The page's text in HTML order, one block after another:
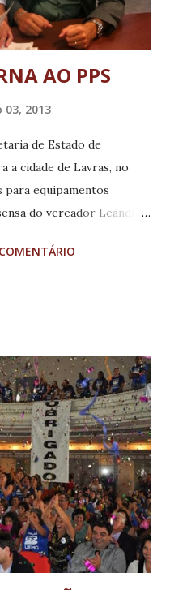
AO PPS
03, 2013
de Estado de
a cidade de Lavras, no
para equipamentos
do vereador Leandro
retoma suas origens e
(PPS), sigla em que
tanto adequações
explica. As
sendo feitas há algum
interessados na vinda
nosso primeiro mandato
empenhamos ao máximo
os convites que recebi
o reconheciment...